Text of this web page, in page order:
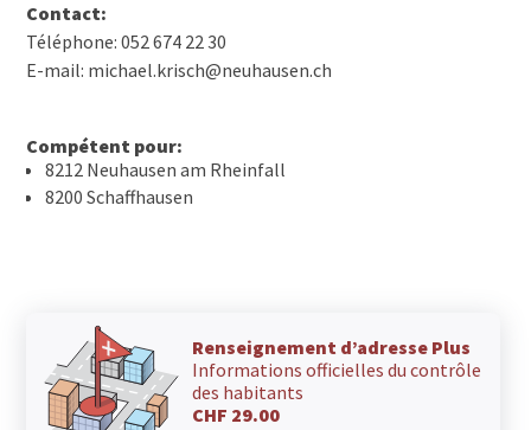
Contact:
Téléphone: 052 674 22 30
E-mail: michael.krisch@neuhausen.ch
Compétent pour:
8212 Neuhausen am Rheinfall
8200 Schaffhausen
Renseignement d’adresse Plus
Informations officielles du contrôle
des habitants
CHF 29.00